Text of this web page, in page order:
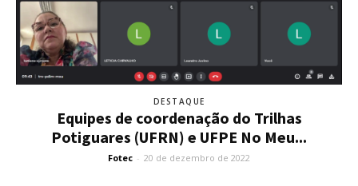
DESTAQUE
Equipes de coordenação do Trilhas
Potiguares (UFRN) e UFPE No Meu...
Fotec - 20 de dezembro de 2022